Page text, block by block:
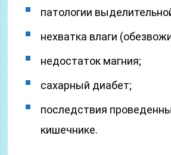
патологии
нехватка влаги
недостаток магния;
сахарный диабет;
последствия
кишечнике.